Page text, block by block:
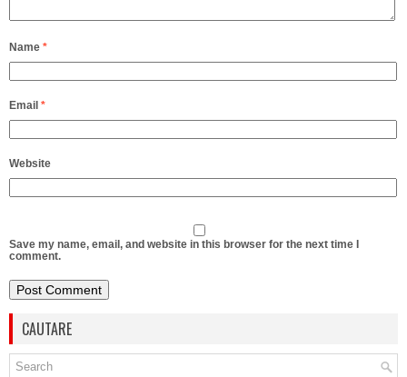
Name *
Email *
Website
Save my name, email, and website in this browser for the next time I
comment.
CAUTARE